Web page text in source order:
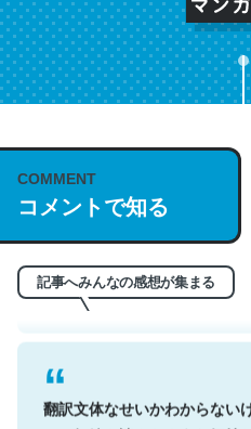
COMMENT
コメントで知る
記事へみんなの感想が集まる
これは名文。彼はとてもクレ
う。英語少しでも読める人は
れ好き。Let’s Fucking Go.
翻訳文体なせいかわからない